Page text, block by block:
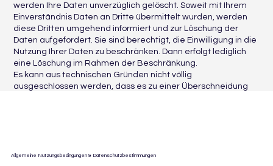
werden Ihre Daten unverzüglich gelöscht. Soweit mit Ihrem
Einverständnis Daten an Dritte übermittelt wurden, werden
diese Dritten umgehend informiert und zur Löschung der
Daten aufgefordert. Sie sind berechtigt, die Einwilligung in die
Nutzung Ihrer Daten zu beschränken. Dann erfolgt lediglich
eine Löschung im Rahmen der Beschränkung.
Es kann aus technischen Gründen nicht völlig
ausgeschlossen werden, dass es zu einer Überschneidung
Allgemeine Nutzungsbedingungen & Datenschutzbestimmungen